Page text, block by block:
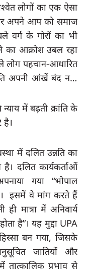
लोगों का एक ऐसा
अपने आप को समाज
वर्ग के गोरों का भी
आक्रोश उबल रहा
लोग पहचान-आधारित
अपनी आंखें बंद नहीं
में बढ़ती क्रांति के
है।
में दलित उन्नति का
दलित कार्यकर्ताओं
गया “भोपाल
इसमें वे मांग करते हैं
मात्रा में अनिवार्य
है”। यह मुद्दा
बन गया, जिसके
जातियों और
प्रभाव से